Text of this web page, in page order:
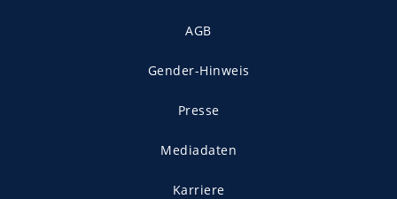
AGB
Gender-Hinweis
Presse
Mediadaten
Karriere